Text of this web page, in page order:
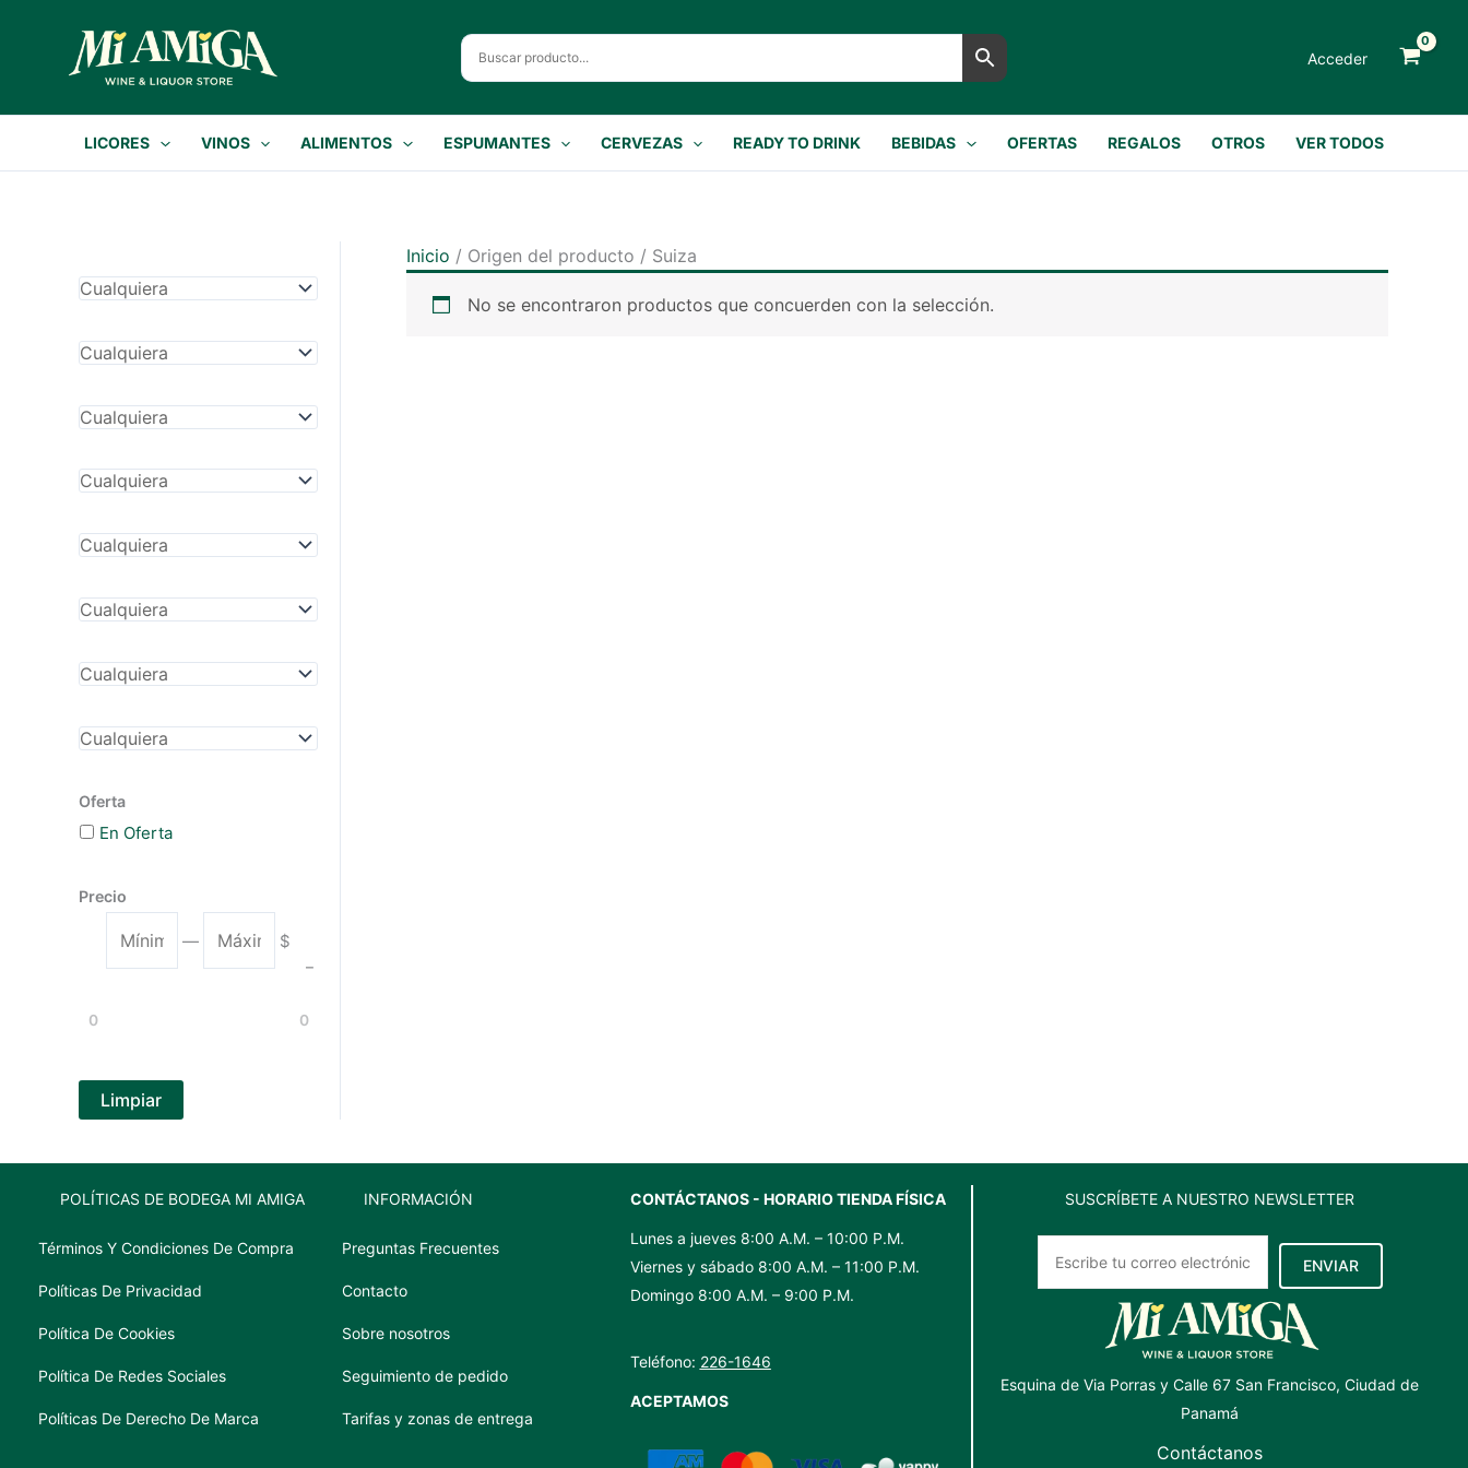
contenido
Acceder
LICORES VINOS ALIMENTOS ESPUMANTES CERVEZAS READY TO DRINK BEBIDAS OFERTAS REGALOS OTROS VER TODOS
Oferta
En Oferta
Precio
o
— $
–
0 0
Limpiar
Inicio / Origen del producto / Suiza
No se encontraron productos que concuerden con la selección.
POLÍTICAS DE BODEGA MI AMIGA
Términos Y Condiciones De Compra
Políticas De Privacidad
Política De Cookies
Política De Redes Sociales
Políticas De Derecho De Marca
INFORMACIÓN
Preguntas Frecuentes
Contacto
Sobre nosotros
Seguimiento de pedido
Tarifas y zonas de entrega
CONTÁCTANOS - HORARIO TIENDA FÍSICA
Lunes a jueves 8:00 A.M. – 10:00 P.M.
Viernes y sábado 8:00 A.M. – 11:00 P.M.
Domingo 8:00 A.M. – 9:00 P.M.
Teléfono: 226-1646
ACEPTAMOS
SUSCRÍBETE A NUESTRO NEWSLETTER
ENVIAR
Esquina de Via Porras y Calle 67 San Francisco, Ciudad de
Panamá
Contáctanos